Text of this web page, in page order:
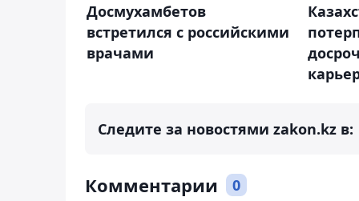
Досмухамбетов
встретился с российскими
врачами
Следите за новостями zakon.kz в:
Комментарии 0